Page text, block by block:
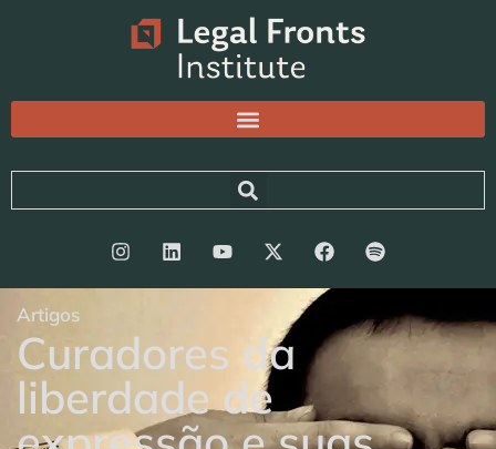
Artigos
Curadores da
liberdade de